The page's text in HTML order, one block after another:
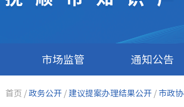
市场监管 通知公告
首页 /政务公开 / 建议提案办理结果公开 / 市政